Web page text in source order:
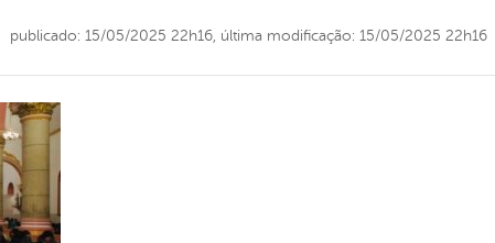
publicado: 15/05/2025 22h16, última modificação: 15/05/2025 22h16